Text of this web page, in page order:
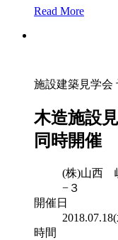
Read More
施設建築見学会
木造施設
同時開催
(株)山西
−３
開催日
時間